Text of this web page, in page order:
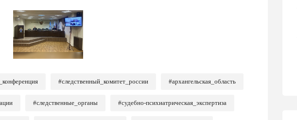
#следственный_комитет_россии #архангельская_область
#следственные_органы #судебно-психиатрическая_экспертиза